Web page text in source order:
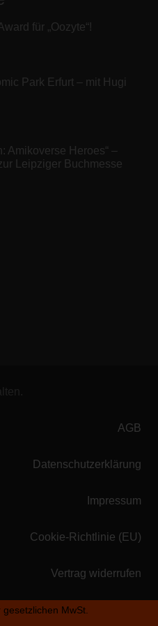
für „Oozyte“!
Park Erfurt – mit Hugi
Amikoverse Heroes“ –
Leipziger Buchmesse
AGB
Datenschutzerklärung
Impressum
Cookie-Richtlinie (EU)
Vertrag widerrufen
MwSt.